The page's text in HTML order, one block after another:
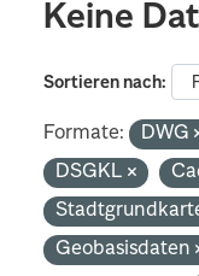
Keine
Sortieren nach
Formate: DWG
DSGKL
Geobasisdaten